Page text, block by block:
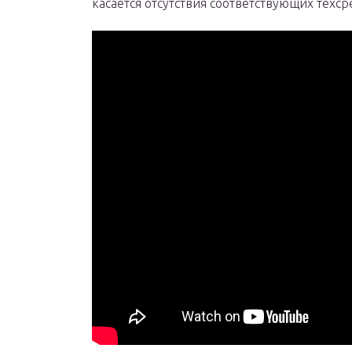
касается отсутствия соответствующих